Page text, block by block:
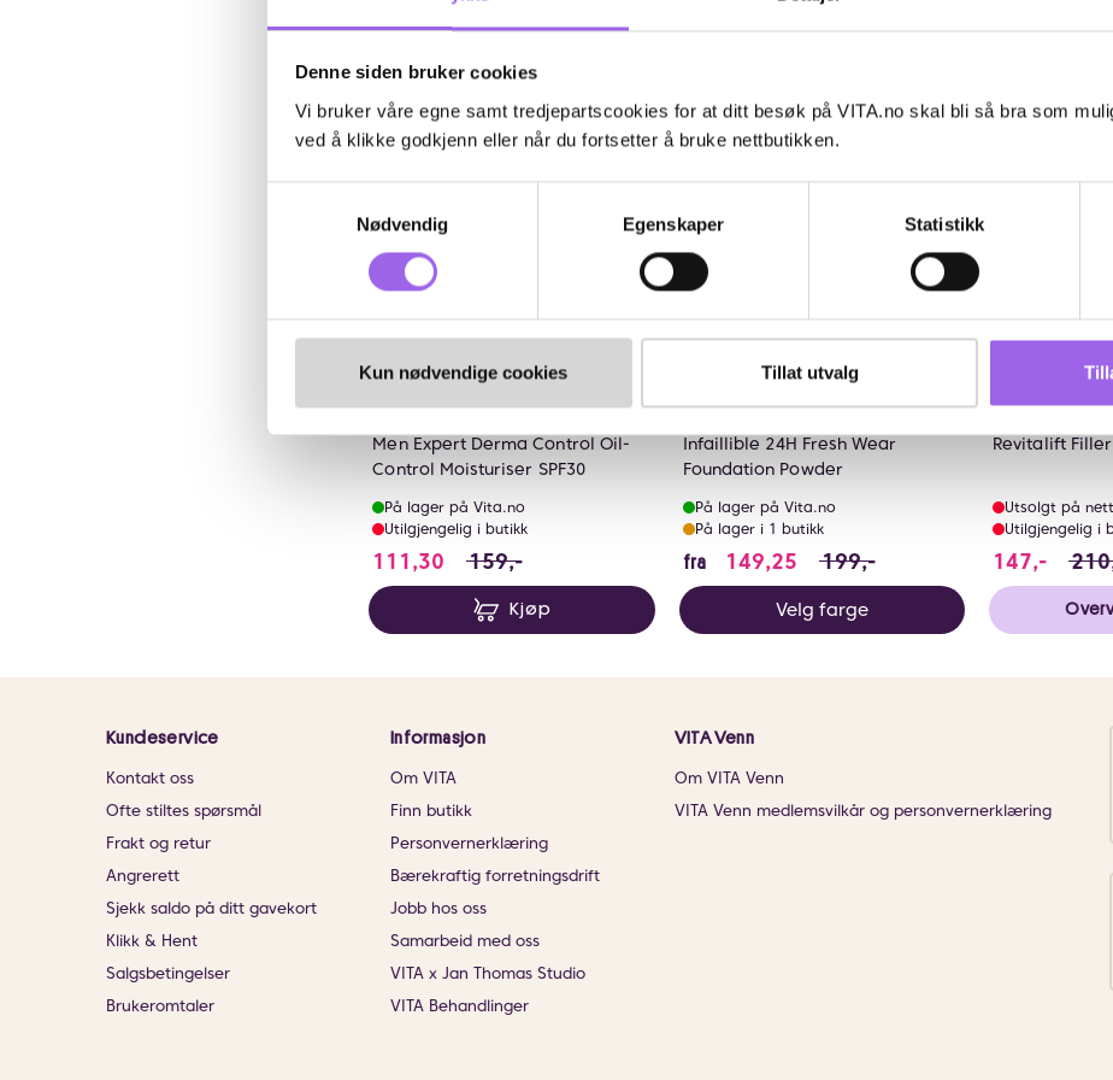
Denne siden bruker cookies
Vi bruker våre egne samt tredjepartscookies for at ditt besøk på VITA.no skal bli så bra som
ved å klikke godkjenn eller når du fortsetter å bruke nettbutikken.
Nødvendig
Egenskaper Statistikk
Kun nødvendige cookies Tillat utvalg
Kjøp Kjøp
30%
Kun på nett
L'Oréal Paris
Men Expert Derma Control Oil-
Control Moisturiser SPF30
På lager på Vita.no
Utilgjengelig i butikk
111,30 111.3 i stedet for 159 NOK, du sparer 47.7 NOK
159,-
Kjøp
25%
4.4 av 5 mulige
L'Oréal Paris
Infaillible 24H Fresh Wear
Foundation Powder
På lager på Vita.no
På lager i 1 butikk
fra 149,25 149.25 i stedet for 199 NOK, du
199,-
Velg farge
30%
Revitalift
Utsolgt på nett
Utilgjengelig i
147,- 147 i
Kundeservice
Kontakt oss
Ofte stiltes spørsmål
Frakt og retur
Angrerett
Sjekk saldo på ditt gavekort
Klikk & Hent
Salgsbetingelser
Brukeromtaler
Informasjon
Om VITA
Finn butikk
Personvernerklæring
Bærekraftig forretningsdrift
Jobb hos oss
Samarbeid med oss
VITA x Jan Thomas Studio
VITA Behandlinger
VITA Venn
Om VITA Venn
VITA Venn medlemsvilkår og personvernerklæring